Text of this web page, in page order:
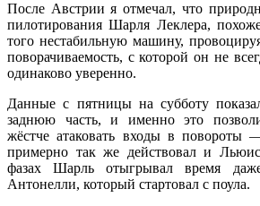
После Австрии я отмечал, что
пилотирования Шарля Леклера,
того нестабильную машину,
поворачиваемость, с которой он не
одинаково уверенно.
Данные с пятницы на субботу
заднюю часть, и именно это
жёстче атаковать входы в повороты
примерно так же действовал и
фазах Шарль отыгрывал время
Антонелли, который стартовал с поула.